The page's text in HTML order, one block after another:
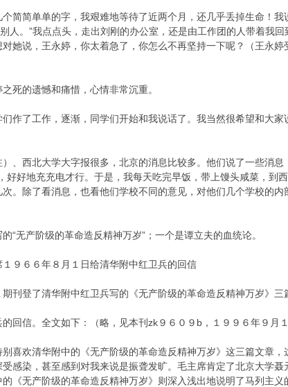
简单单的字，我艰难地等待了近两个月，还几乎丢掉生命！我
人。”我点点头，走出刘刚的办公室，还是由工作团的人带着我
她说，王永婷，你太着急了，你怎么不再坚持一下呢？（王永
的遗憾和痛惜，心情非常沉重。
了工作，逐渐，同学们开始和我说话了。我当然很希望和大家
西北大学大字报很多，北京的消息比较多。他们说了一些消息
好好地充充电才行。于是，我每天吃完早饭，带上馒头咸菜，到
。除了看消息，也看他们学校不同的意见，对他们几个学校的内
产阶级的革命造反精神万岁”；一个是谭立夫的血统论。
９６６年８月１日给清华附中红卫兵的回信
登了清华附中红卫兵写的《无产阶级的革命造反精神万岁》三
信。全文如下：（略，见本刊zk９６０９b，１９９６年９月
欢清华附中的《无产阶级的革命造反精神万岁》这三篇文章，
感染，甚至感到对我来说是振聋发旷。毛主席肯定了北京大学
《无产阶级的革命造反精神万岁》则深入浅出地说明了马列主